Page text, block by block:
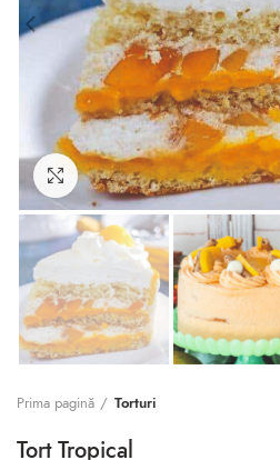
Click to enlarge
Prima pagină Torturi
Tort Tropical